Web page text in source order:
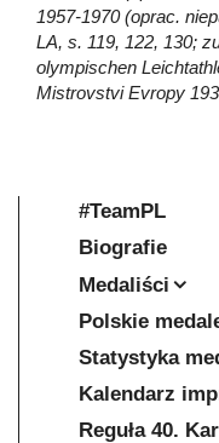
1957-1970 (oprac.
LA, s. 119, 122, 130;
olympischen
Mistrovstvi Evropy
#TeamPL
Biografie
Medaliści
Polskie
Statystyka
Kalendarz
Reguła 40.